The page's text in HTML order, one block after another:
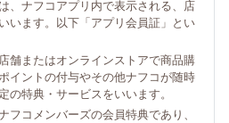
、ナフコアプリ内で表示される、店
います。以下「アプリ会員証」とい
舗またはオンラインストアで商品購
イントの付与やその他ナフコが随時
の特典・サービスをいいます。
フコメンバーズの会員特典であり、